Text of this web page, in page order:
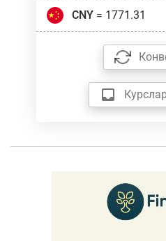
CNY= 1771.31